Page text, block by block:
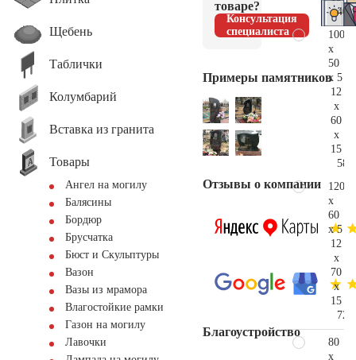
Щебень
Таблички
Колумбарий
Вставка из гранита
Товары
Ангел на могилу
Балясины
Бордюр
Брусчатка
Бюст и Скульптуры
Вазон
Вазы из мрамора
Влагостойкие рамки
Газон на могилу
Лавочки
товаре?
Консультация
специалиста
Примеры памятников
Отзывы о компании
Благоустройство
100
x
50
x 5
12
x
60
x
15
120
x
60
x 5
12
x
70
x
15
80
x